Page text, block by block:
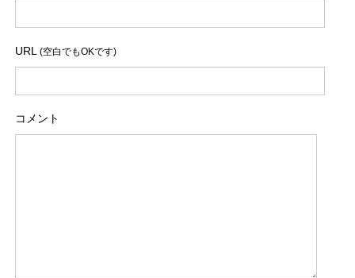
URL (空白でもOKです)
コメント